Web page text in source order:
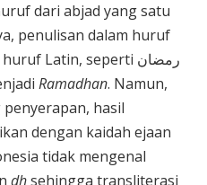
dari abjad yang satu
penulisan dalam huruf
Latin, seperti رمضان
Ramadhan. Namun,
hasil
dengan kaidah ejaan
tidak mengenal
dhsehingga transliterasi